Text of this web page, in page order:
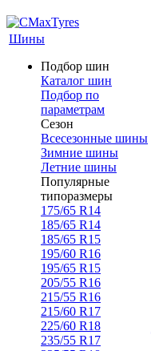
Шины
Подбор шин
Каталог шин
Подбор по
параметрам
Сезон
Всесезонные шины
Зимние шины
Летние шины
Популярные
типоразмеры
175/65 R14
185/65 R14
185/65 R15
195/60 R16
195/65 R15
205/55 R16
215/55 R16
215/60 R17
225/60 R18
235/55 R17